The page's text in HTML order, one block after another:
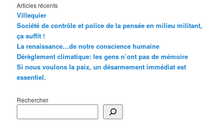
Articles récents
Villequier
Société de contrôle et police de la pensée en milieu militant,
ça suffit !
La renaissance…de notre conscience humaine
Dérèglement climatique: les gens n’ont pas de mémoire
Si nous voulons la paix, un désarmement immédiat est
essentiel.
Rechercher